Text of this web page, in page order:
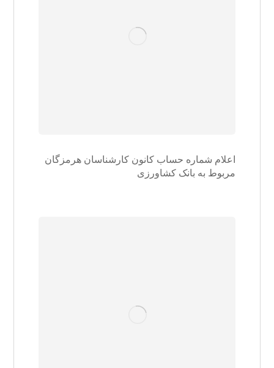
اعلام شماره حساب کانون کارشناسان هرمزگان
مربوط به بانک کشاورزی